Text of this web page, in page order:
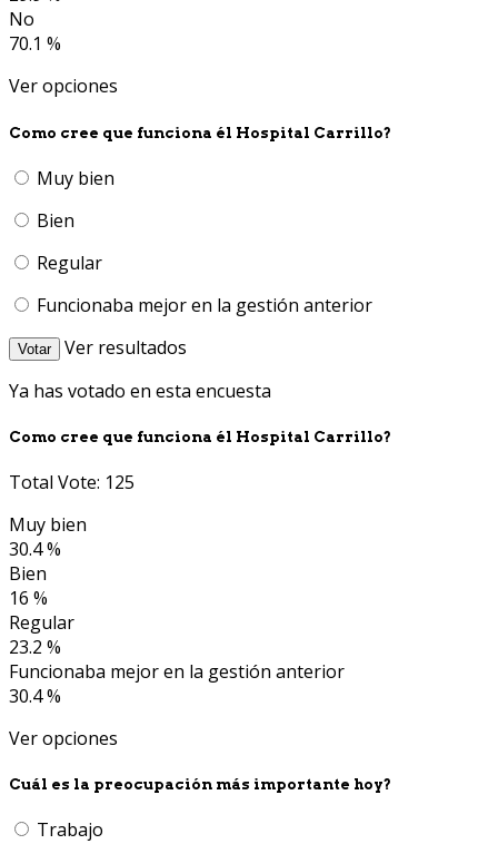
No
70.1 %
Ver opciones
Como cree que funciona él Hospital Carrillo?
Muy bien
Bien
Regular
Funcionaba mejor en la gestión anterior
Votar
Ver resultados
Ya has votado en esta encuesta
Como cree que funciona él Hospital Carrillo?
Total Vote: 125
Muy bien
30.4 %
Bien
16 %
Regular
23.2 %
Funcionaba mejor en la gestión anterior
30.4 %
Ver opciones
Cuál es la preocupación más importante hoy?
Trabajo